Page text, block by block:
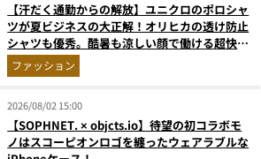
【汗だく通勤からの解放】ユニクロのポロシャ
ツが夏ビジネスの大正解！オリヒカの透け防止
シャツも優秀。酷暑も涼しい顔で働ける超快適
ウエアの実力
ファッション
2026/08/02 15:00
【SOPHNET. × objcts.io】待望の初コラボモ
ノはスコーピオンロゴを纏ったウェアラブルな